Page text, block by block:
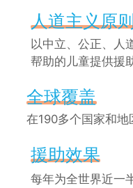
以中立、公正、人
帮助的儿童提供援
在190多个国家和地
每年为全世界近一
人道主义原
援助效果
全球覆盖